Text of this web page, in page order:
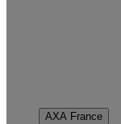
AXA France